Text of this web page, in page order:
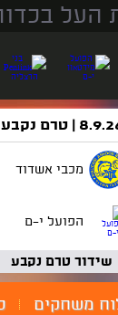
העל
| טרם נקבע
מכבי אשדוד
הפועל י-ם
שידור טרם נקבע
משחקים